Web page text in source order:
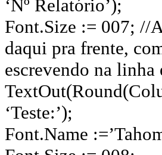
‘Nº Relatório’);
Font.Size := 007; //
daqui pra frente,
escrevendo na
‘Teste:’);
Font.Name